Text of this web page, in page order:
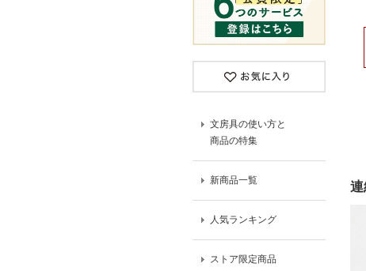
文房具の使い方と
商品の特集
新商品一覧
人気ランキング
ストア限定商品